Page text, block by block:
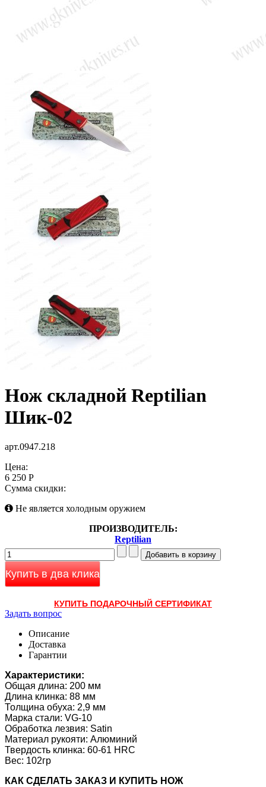
Нож складной Reptilian
Шик-02
арт.0947.218
Цена:
6 250 Р
Сумма скидки:
Не является холодным оружием
ПРОИЗВОДИТЕЛЬ:
Reptilian
Купить в два клика
КУПИТЬ ПОДАРОЧНЫЙ СЕРТИФИКАТ
Задать вопрос
Описание
Доставка
Гарантии
Характеристики:
Общая длина: 200 мм
Длина клинка: 88 мм
Толщина обуха: 2,9 мм
Марка стали: VG-10
Обработка лезвия: Satin
Материал рукояти: Алюминий
Твердость клинка: 60-61 HRC
Вес: 102гр
КАК CДЕЛАТЬ ЗАКАЗ И КУПИТЬ НОЖ